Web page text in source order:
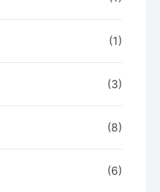
(1)
(3)
(8)
(6)